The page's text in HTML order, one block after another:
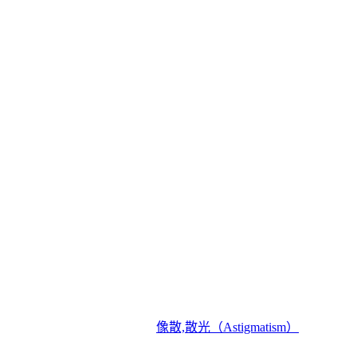
像散,散光（Astigmatism）